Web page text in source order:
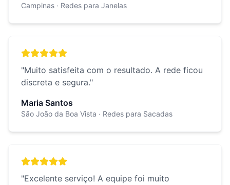
Campinas · Redes para Janelas
"Muito satisfeita com o resultado. A rede ficou
discreta e segura."
Maria Santos
São João da Boa Vista · Redes para Sacadas
"Excelente serviço! A equipe foi muito